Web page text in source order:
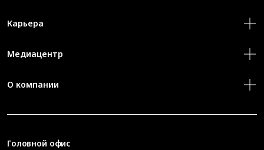
Карьера
Медиацентр
О компании
Головной офис